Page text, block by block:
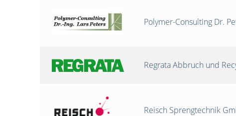
Polymer-Consulting Dr.
Regrata Abbruch und
Reisch Sprengtechnik